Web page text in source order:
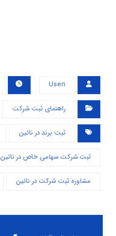
User۱
راهنمای ثبت شرکت
ثبت برند در نائين
ثبت شرکت سهامی خاص در نائين
مشاوره ثبت شرکت در نائين